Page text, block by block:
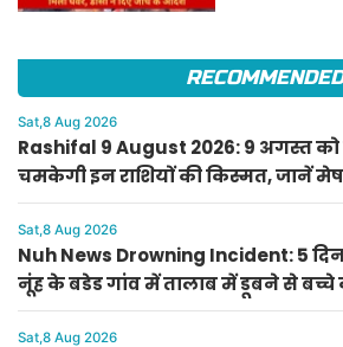
RECOMMENDED
Sat,8 Aug 2026
Rashifal 9 August 2026: 9 अगस्त को
चमकेगी इन राशियों की किस्मत, जानें
राशिफल
Sat,8 Aug 2026
Nuh News Drowning Incident: 5
नूंह के बडेड गांव में तालाब में डूबने से बच्चे
Sat,8 Aug 2026